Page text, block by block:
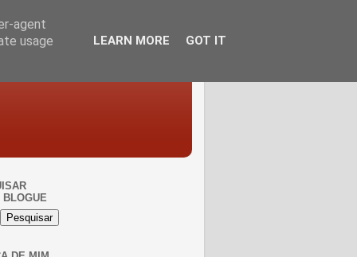
BLOGUE
agent
usage
LEARN MORE GOT IT